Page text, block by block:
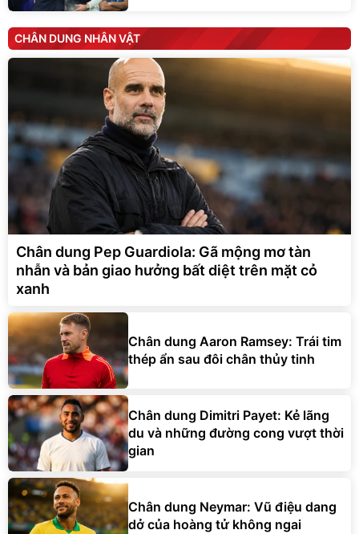
CHÂN DUNG NHÂN VẬT
Chân dung Pep Guardiola: Gã mộng mơ tàn
nhẫn và bản giao hưởng bất diệt trên mặt cỏ
xanh
Chân dung Aaron Ramsey: Trái tim
thép ẩn sau đôi chân thủy tinh
Chân dung Dimitri Payet: Kẻ lãng
du và những đường cong vượt thời
gian
Chân dung Neymar: Vũ điệu dang
dở của hoàng tử không ngai